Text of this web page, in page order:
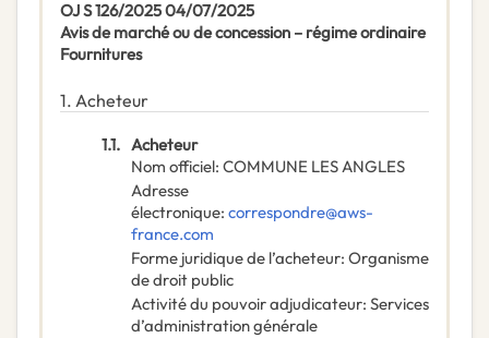
OJ S 126/2025 04/07/2025
Avis de marché ou de concession – régime ordinaire
Fournitures
1. Acheteur
1.1. Acheteur
Nom officiel: COMMUNE LES ANGLES
Adresse
électronique: correspondre@aws-
france.com
Forme juridique de l’acheteur: Organisme
de droit public
Activité du pouvoir adjudicateur: Services
d’administration générale